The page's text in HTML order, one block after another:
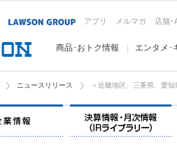
アプリ メルマガ 店舗･
商品･おトク情報 エンタメ･
ニュースリリース ＜近畿地区、三重県、愛
企業情報